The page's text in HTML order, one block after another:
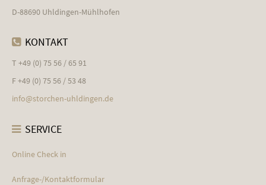
D-88690 Uhldingen-Mühlhofen
KONTAKT
T +49 (0) 75 56 / 65 91
F +49 (0) 75 56 / 53 48
info@storchen-uhldingen.de
SERVICE
Online Check in
Anfrage-/Kontaktformular